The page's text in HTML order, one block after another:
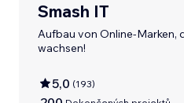
Smash IT
Aufbau von Online-Marken,
wachsen!
5,0 (193)